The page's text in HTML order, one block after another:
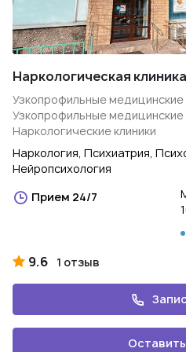
Наркологическая
Узкопрофильные медицинские
Узкопрофильные
Наркологические клиники
Наркология, Психиатрия,
Нейропсихология
Прием 24/7
9.6 1 отзыв